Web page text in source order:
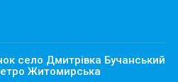
село Дмитрівка Бучанський
Житомирська